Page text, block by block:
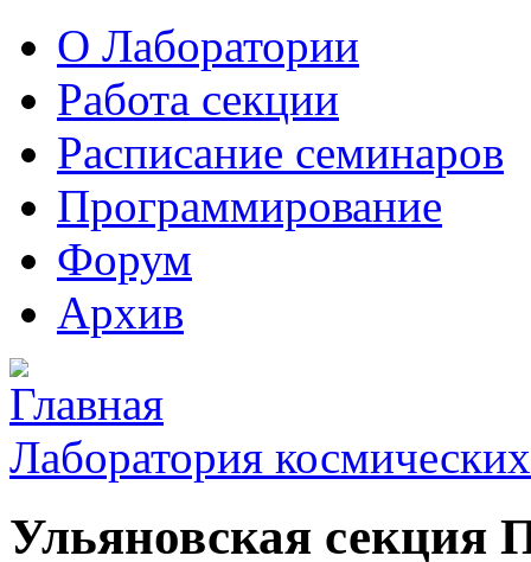
О Лаборатории
Работа секции
Расписание семинаров
Программирование
Форум
Архив
Лаборатория
Ульяновская секция